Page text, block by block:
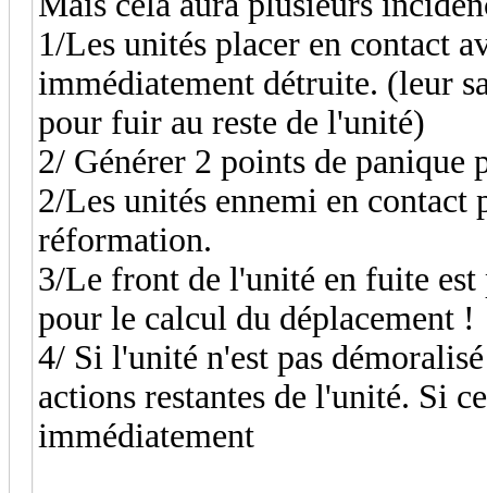
1/Les unités placer en contact
immédiatement détruite. (leur
pour fuir au reste de l'unité)
2/ Générer 2 points de panique
2/Les unités ennemi en
réformation.
3/Le front de l'unité en fuite est
pour le calcul du déplacement !
4/ Si l'unité n'est pas
actions restantes de l'unité. Si
immédiatement